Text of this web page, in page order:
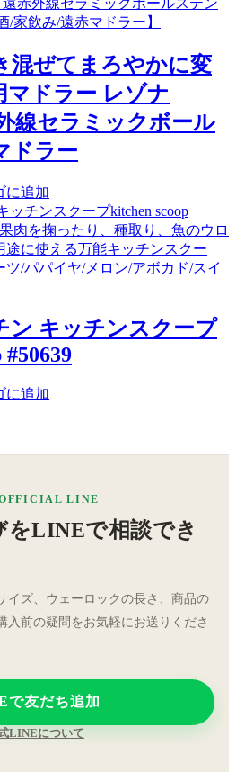
混ぜてまろやかに変
マドラー レゾナ
線セラミックボール
ドラー
に追加
ン キッチンスクープ
に追加
LINE
をLINEで相談でき
イズ、ウェーロックの長さ、商品の
入前の疑問をお気軽にお送りくださ
で友だち追加
LINEについて